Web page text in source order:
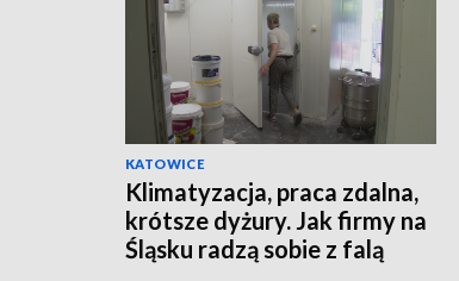
KATOWICE
Klimatyzacja, praca zdalna,
krótsze dyżury. Jak firmy na
Śląsku radzą sobie z falą